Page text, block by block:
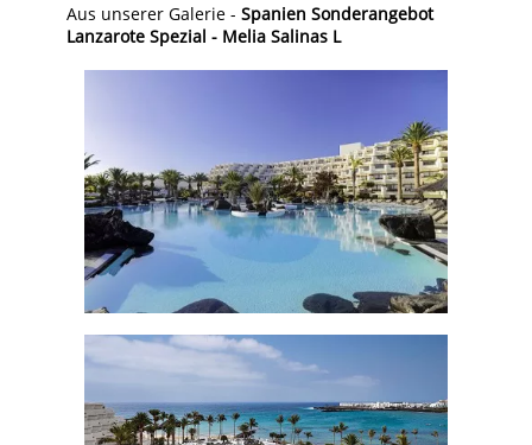
Aus unserer Galerie - Spanien Sonderangebot
Lanzarote Spezial - Melia Salinas L